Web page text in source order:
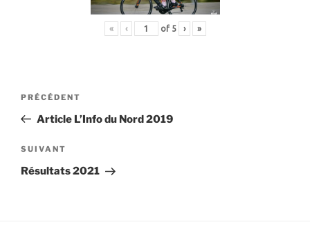
« ‹ of 5 › »
Navigation
l’article
Article
précédent
PRÉCÉDENT
Article L’Info du Nord 2019
Article
suivant
SUIVANT
Résultats 2021